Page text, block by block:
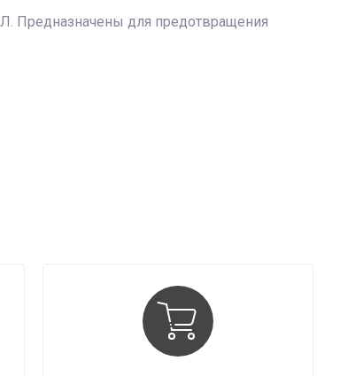
Предназначены для предотвращения